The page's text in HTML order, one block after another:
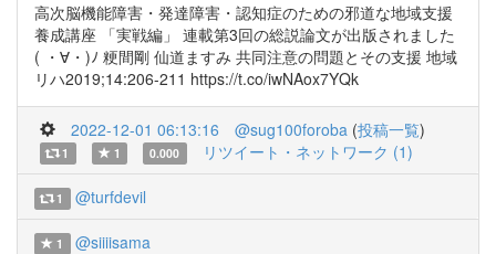
高次脳機能障害・発達障害・認知症のための邪道な地域支援
養成講座 「実戦編」 連載第3回の総説論文が出版されました
( ・∀・)ﾉ 粳間剛 仙道ますみ 共同注意の問題とその支援 地域
リハ2019;14:206-211 https://t.co/iwNAox7YQk
2022-12-01 06:13:16 @sug100foroba (投稿一覧)
1 1 0.000 リツイート・ネットワーク (1)
1 @turfdevil
1 @siiiisama